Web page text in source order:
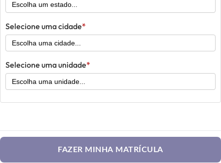
Selecione uma cidade
Selecione uma unidade
FAZER MINHA MATRÍCULA